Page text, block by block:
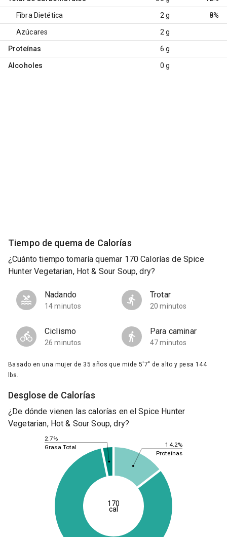
Fibra Dietética 2 g 8%
Azúcares 2 g
Proteínas 6 g
Alcoholes 0 g
Tiempo de quema de Calorías
¿Cuánto tiempo tomaría quemar 170 Calorías de Spice
Hunter Vegetarian, Hot & Sour Soup, dry?
Nadando
14 minutos
Trotar
20 minutos
Ciclismo
26 minutos
Para caminar
47 minutos
Basado en una mujer de 35 años que mide 5'7" de alto y pesa 144
lbs.
Desglose de Calorías
¿De dónde vienen las calorías en el Spice Hunter
Vegetarian, Hot & Sour Soup, dry?
14.2%
2.7%
Proteínas
Grasa Total
170
cal